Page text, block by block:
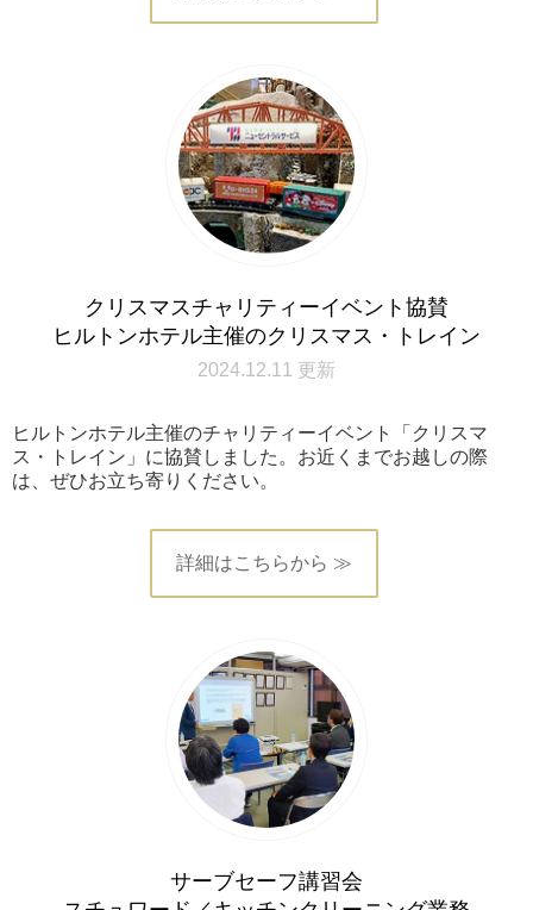
クリスマスチャリティーイベント協賛
ヒルトンホテル主催のクリスマス・トレイン
2024.12.11 更新
ヒルトンホテル主催のチャリティーイベント「クリスマ
ス・トレイン」に協賛しました。お近くまでお越しの際
は、ぜひお立ち寄りください。
詳細はこちらから ≫
サーブセーフ講習会